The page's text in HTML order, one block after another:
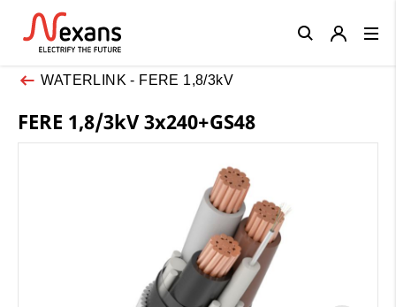
WATERLINK - FERE 1,8/3kV
FERE 1,8/3kV 3x240+GS48
Close